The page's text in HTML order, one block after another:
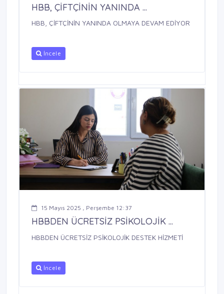
HBB, ÇİFTÇİNİN YANINDA ...
HBB, ÇİFTÇİNİN YANINDA OLMAYA DEVAM EDİYOR
İncele
15 Mayıs 2025 , Perşembe 12:37
HBBDEN ÜCRETSİZ PSİKOLOJİK ...
HBBDEN ÜCRETSİZ PSİKOLOJİK DESTEK HİZMETİ
İncele